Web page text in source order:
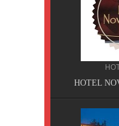
HOTEL